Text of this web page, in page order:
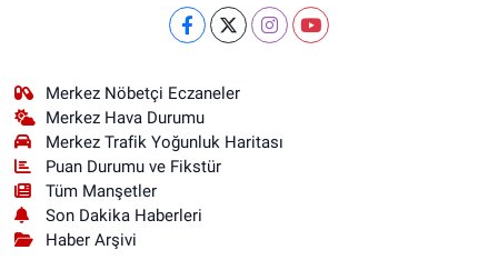
Merkez Nöbetçi Eczaneler
Merkez Hava Durumu
Merkez Trafik Yoğunluk Haritası
Puan Durumu ve Fikstür
Tüm Manşetler
Son Dakika Haberleri
Haber Arşivi